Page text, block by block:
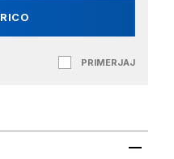
PRIMERJAJ